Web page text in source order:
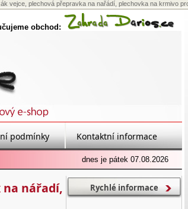
vejce, plechová přepravka na nařádí, plechovka na krmivo pro
obchod:
podmínky Kontaktní informace
dnes je pátek 07.08.2026
na nářadí,
Rychlé informace